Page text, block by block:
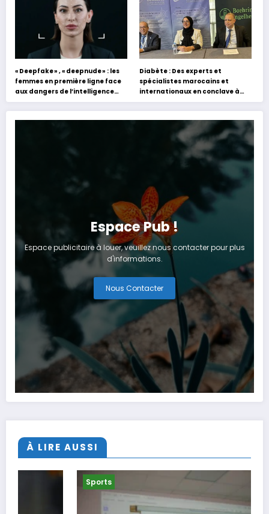
« Deepfake » , « deepnude » : les
femmes en première ligne face
aux dangers de l’intelligence
artificielle
Diabète : Des experts et
spécialistes marocains et
internationaux en conclave à
Tanger
Espace Pub !
Espace publicitaire à louer, veuillez nous contacter pour plus
d'informations.
Nous Contacter
À LIRE AUSSI